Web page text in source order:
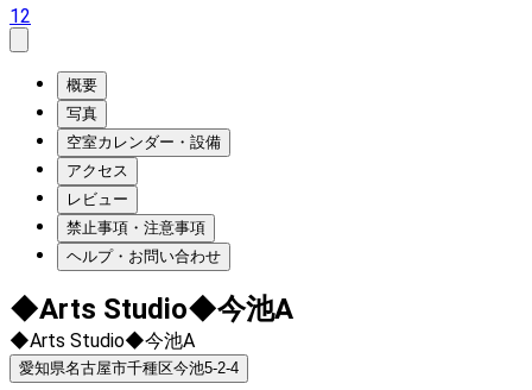
12
概要
写真
空室カレンダー・設備
アクセス
レビュー
禁止事項・注意事項
ヘルプ・お問い合わせ
◆Arts Studio◆今池A
◆Arts Studio◆今池A
愛知県名古屋市千種区今池5-2-4